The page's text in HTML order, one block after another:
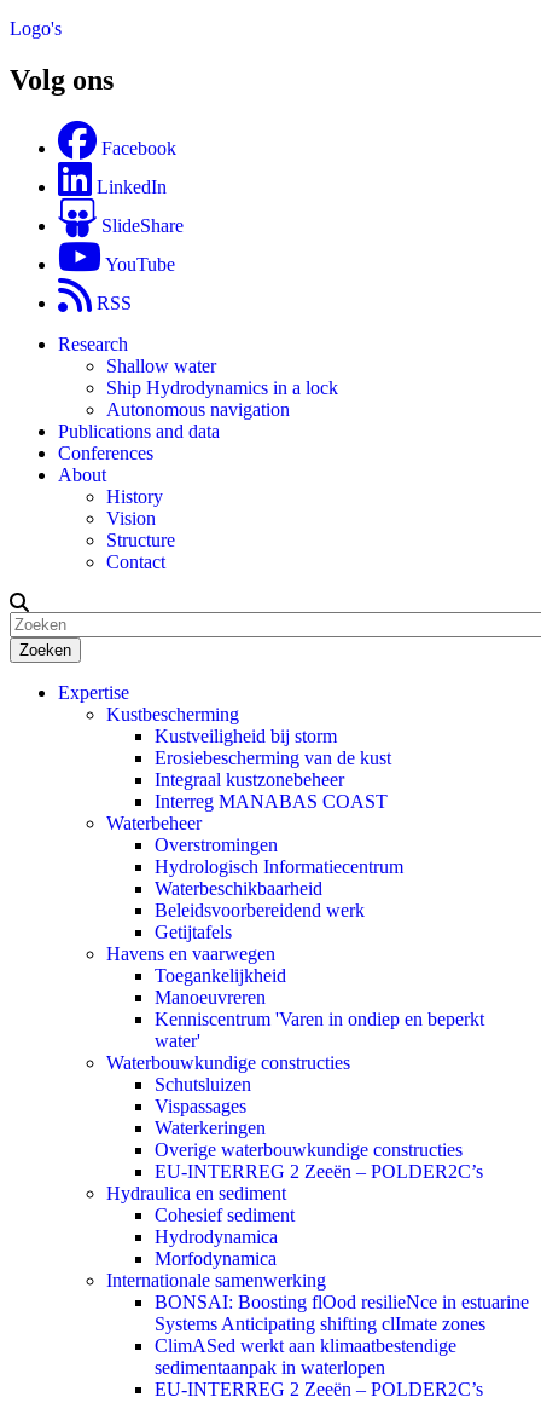
Logo's
Volg ons
Facebook
LinkedIn
SlideShare
YouTube
RSS
Research
Shallow water
Ship Hydrodynamics in a lock
Autonomous navigation
Publications and data
Conferences
About
History
Vision
Structure
Contact
Zoeken
Expertise
Kustbescherming
Kustveiligheid bij storm
Erosiebescherming van de kust
Integraal kustzonebeheer
Interreg MANABAS COAST
Waterbeheer
Overstromingen
Hydrologisch Informatiecentrum
Waterbeschikbaarheid
Beleidsvoorbereidend werk
Getijtafels
Havens en vaarwegen
Toegankelijkheid
Manoeuvreren
Kenniscentrum 'Varen in ondiep en beperkt
water'
Waterbouwkundige constructies
Schutsluizen
Vispassages
Waterkeringen
Overige waterbouwkundige constructies
EU-INTERREG 2 Zeeën – POLDER2C’s
Hydraulica en sediment
Cohesief sediment
Hydrodynamica
Morfodynamica
Internationale samenwerking
BONSAI: Boosting flOod resilieNce in estuarine
Systems Anticipating shifting clImate zones
ClimASed werkt aan klimaatbestendige
sedimentaanpak in waterlopen
EU-INTERREG 2 Zeeën – POLDER2C’s